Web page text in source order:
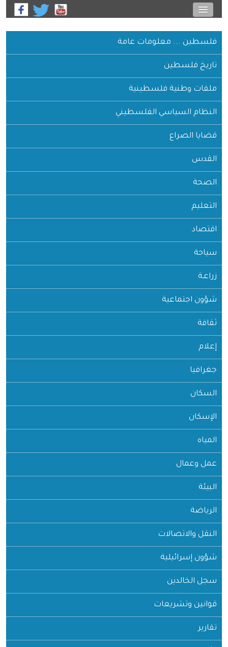
فلسطين ... معلومات عامة
تاريخ فلسطين
ملفات وطنية فلسطينية
النظام السياسي الفلسطيني
قضايا الصراع
القدس
الصحة
التعليم
اقتصاد
سياحة
زراعـة
شؤون اجتماعية
ثقافة
إعلام
جغرافيا
السكان
الإسكان
المياه
عمل وعمال
البيئة
الرياضة
النقل والاتصالات
شؤون إسرائيلية
سجل الخالدين
قوانين وتشريعات
تقارير